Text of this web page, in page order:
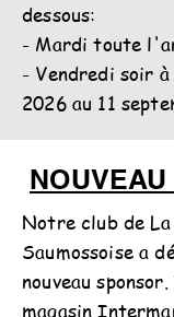
dessous:
- Mardi toute
- Vendredi soir
2026 au 11
Notre club de La
Saumossoise a
nouveau
magasin